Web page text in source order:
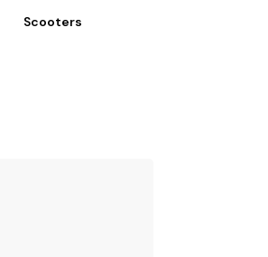
Scooters